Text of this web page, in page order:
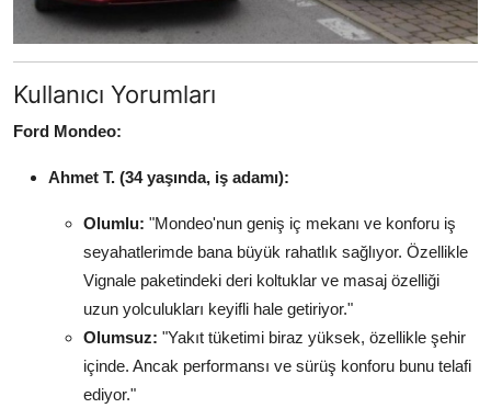
Kullanıcı Yorumları
Ford Mondeo:
Ahmet T. (34 yaşında, iş adamı):
Olumlu: "Mondeo'nun geniş iç mekanı ve konforu iş
seyahatlerimde bana büyük rahatlık sağlıyor. Özellikle
Vignale paketindeki deri koltuklar ve masaj özelliği
uzun yolculukları keyifli hale getiriyor."
Olumsuz: "Yakıt tüketimi biraz yüksek, özellikle şehir
içinde. Ancak performansı ve sürüş konforu bunu telafi
ediyor."